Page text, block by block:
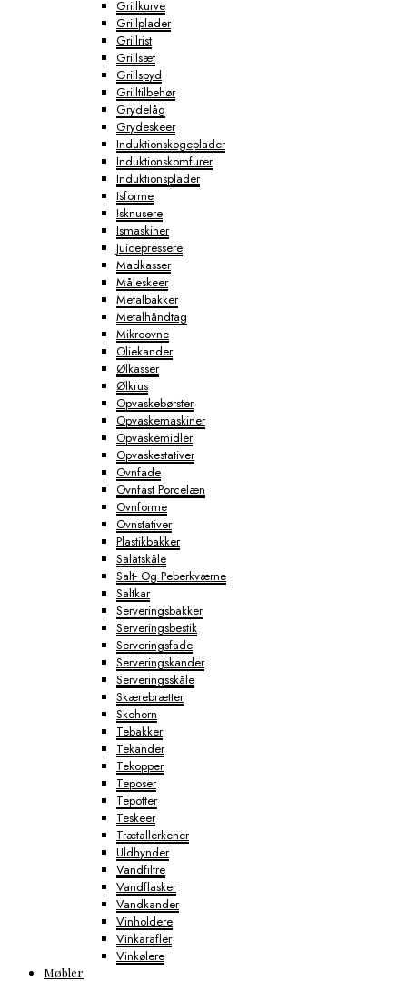
Grillkurve
Grillplader
Grillrist
Grillsæt
Grillspyd
Grilltilbehør
Grydelåg
Grydeskeer
Induktionskogeplader
Induktionskomfurer
Induktionsplader
Isforme
Isknusere
Ismaskiner
Juicepressere
Madkasser
Måleskeer
Metalbakker
Metalhåndtag
Mikroovne
Oliekander
Ølkasser
Ølkrus
Opvaskebørster
Opvaskemaskiner
Opvaskemidler
Opvaskestativer
Ovnfade
Ovnfast Porcelæn
Ovnforme
Ovnstativer
Plastikbakker
Salatskåle
Salt- Og Peberkværne
Saltkar
Serveringsbakker
Serveringsbestik
Serveringsfade
Serveringskander
Serveringsskåle
Skærebrætter
Skohorn
Tebakker
Tekander
Tekopper
Teposer
Tepotter
Teskeer
Trætallerkener
Uldhynder
Vandfiltre
Vandflasker
Vandkander
Vinholdere
Vinkarafler
Vinkølere
Møbler